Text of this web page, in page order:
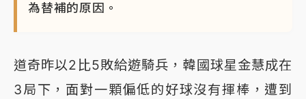
為替補的原因。
道奇昨以2比5敗給遊騎兵，韓國球星金慧成在
3局下，面對一顆偏低的好球沒有揮棒，遭到